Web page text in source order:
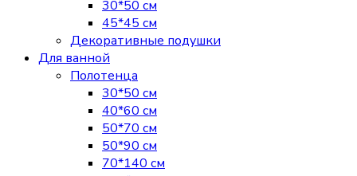
30*50 см
45*45 см
Декоративные подушки
Для ванной
Полотенца
30*50 см
40*60 см
50*70 см
50*90 см
70*140 см